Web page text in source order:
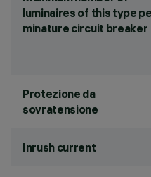
luminaires of this type
minature circuit breaker
Protezione da
sovratensione
Inrush current